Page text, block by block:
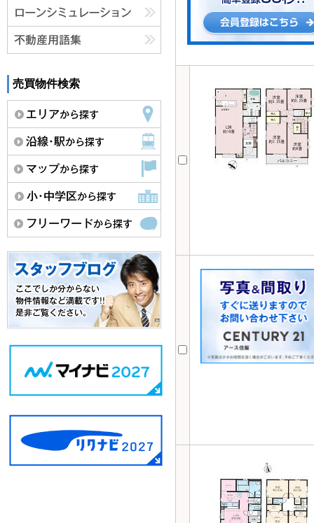
売買物件検索